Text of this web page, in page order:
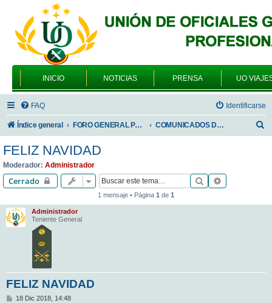
INICIO NOTICIAS PRENSA UO
FAQ Identificarse
Índice general FORO GENERAL PARA TODOS LOS USUARIOS COMUNICADOS DE LA UNIÓN DE OFICIALES
r
FELIZ NAVIDAD
Moderador: Administrador
Cerrado Buscar
1 mensaje • Página 1 de 1
Administrador
Teniente General
FELIZ NAVIDAD
M18 Dic 2018, 14:48